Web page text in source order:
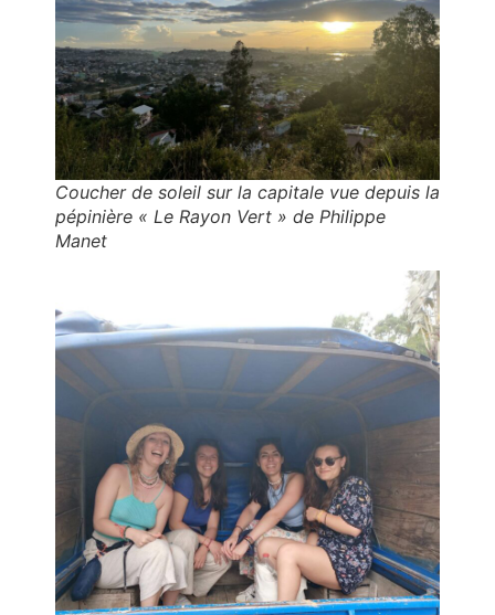
Coucher de soleil sur la capitale vue depuis la
pépinière « Le Rayon Vert » de Philippe
Manet